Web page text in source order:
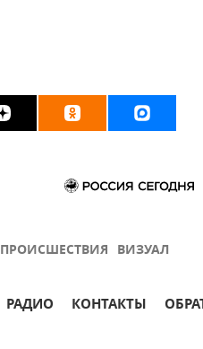
ПРОИСШЕСТВИЯ ВИЗУАЛ
РАДИО КОНТАКТЫ